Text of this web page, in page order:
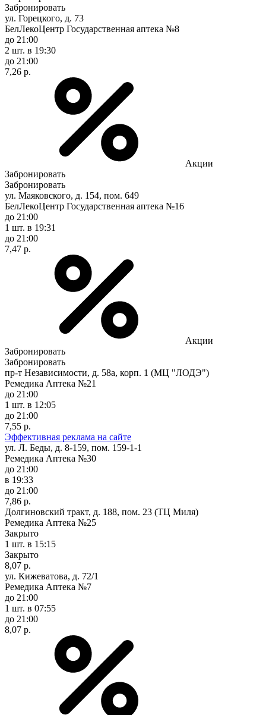
Забронировать
ул. Горецкого, д. 73
БелЛекоЦентр Государственная аптека №8
до 21:00
2 шт. в 19:30
до 21:00
7,26 р.
Акции
Забронировать
Забронировать
ул. Маяковского, д. 154, пом. 649
БелЛекоЦентр Государственная аптека №16
до 21:00
1 шт. в 19:31
до 21:00
7,47 р.
Акции
Забронировать
Забронировать
пр-т Независимости, д. 58а, корп. 1 (МЦ "ЛОДЭ")
Ремедика Аптека №21
до 21:00
1 шт. в 12:05
до 21:00
7,55 р.
Эффективная реклама на сайте
ул. Л. Беды, д. 8-159, пом. 159-1-1
Ремедика Аптека №30
до 21:00
в 19:33
до 21:00
7,86 р.
Долгиновский тракт, д. 188, пом. 23 (ТЦ Миля)
Ремедика Аптека №25
Закрыто
1 шт. в 15:15
Закрыто
8,07 р.
ул. Кижеватова, д. 72/1
Ремедика Аптека №7
до 21:00
1 шт. в 07:55
до 21:00
8,07 р.